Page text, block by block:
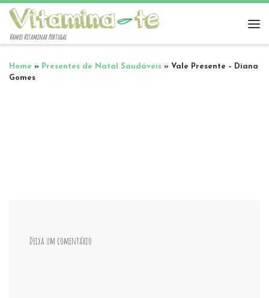
Vamos Vitaminar Portugal
Home » Presentes de Natal Saudáveis » Vale Presente – Diana
Gomes
Deixa um comentário